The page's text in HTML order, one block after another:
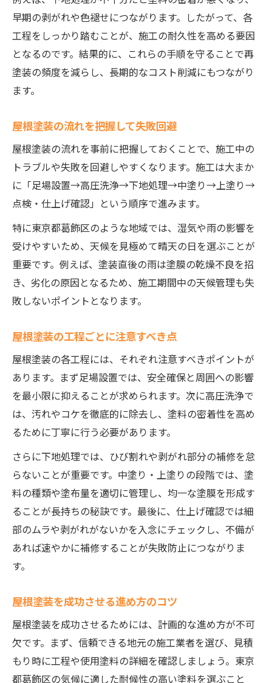
早期の剥がれや色褪せにつながります。したがって、各
工程をしっかり踏むことが、施工の耐久性を高める要因
となるのです。結果的に、これらの手順を守ることで再
塗装の頻度を減らし、長期的なコスト削減にもつながり
ます。
屋根塗装の流れを把握して失敗回避
屋根塗装の流れを事前に把握しておくことで、施工中の
トラブルや失敗を回避しやすくなります。施工は大まか
に「足場設置→高圧洗浄→下地処理→中塗り→上塗り→
点検・仕上げ確認」という順序で進みます。
特に東京都葛飾区のような地域では、湿気や雨の影響を
受けやすいため、天候を見極めて晴天の日を選ぶことが
重要です。例えば、塗装直後の雨は塗膜の乾燥不良を招
き、劣化の原因となるため、施工期間中の天候管理も失
敗しないポイントとなります。
屋根塗装の工程ごとに注意すべき点
屋根塗装の各工程には、それぞれ注意すべきポイントが
あります。まず足場設置では、安全確保と周囲への影響
を最小限に抑えることが求められます。次に高圧洗浄で
は、汚れやコケを徹底的に除去し、塗料の密着性を高め
るために丁寧に行う必要があります。
さらに下地処理では、ひび割れや剥がれ部分の補修を怠
らないことが重要です。中塗り・上塗りの段階では、塗
料の種類や塗布量を適切に管理し、均一な塗膜を形成す
ることが長持ちの秘訣です。最後に、仕上げ確認では細
部のムラや剥がれがないかを入念にチェックし、不備が
あれば速やかに補修することが失敗防止につながりま
す。
屋根塗装を成功させる進め方のコツ
屋根塗装を成功させるためには、計画的な進め方が不可
欠です。まず、信頼できる地元の施工業者を選び、見積
もり時に工程や使用塗料の詳細を確認しましょう。東京
都葛飾区の気候に適した耐候性の高い塗料を選ぶこと